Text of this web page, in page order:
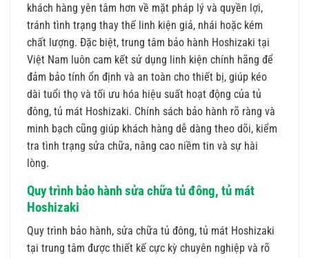
khách hàng yên tâm hơn về mặt pháp lý và quyền lợi,
tránh tình trạng thay thế linh kiện giả, nhái hoặc kém
chất lượng. Đặc biệt, trung tâm bảo hành Hoshizaki tại
Việt Nam luôn cam kết sử dụng linh kiện chính hãng để
đảm bảo tính ổn định và an toàn cho thiết bị, giúp kéo
dài tuổi thọ và tối ưu hóa hiệu suất hoạt động của tủ
đông, tủ mát Hoshizaki. Chính sách bảo hành rõ ràng và
minh bạch cũng giúp khách hàng dễ dàng theo dõi, kiểm
tra tình trạng sửa chữa, nâng cao niềm tin và sự hài
lòng.
Quy trình bảo hành sửa chữa tủ đông, tủ mát
Hoshizaki
Quy trình bảo hành, sửa chữa tủ đông, tủ mát Hoshizaki
tại trung tâm được thiết kế cực kỳ chuyên nghiệp và rõ